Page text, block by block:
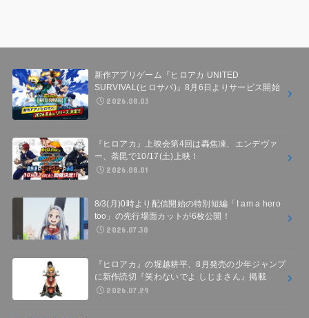
新作アプリゲーム『ヒロアカ UNITED
SURVIVAL(ヒロサバ)』8月6日よりサービス開始
2026.08.03
『ヒロアカ』上映会第4回は轟焦凍、エンデヴァ
ー、荼毘で10/17(土)上映！
2026.08.01
8/3(月)0時より配信開始の特別短編「I am a hero
too」の先行場面カットが6枚公開！
2026.07.30
『ヒロアカ』の堀越耕平、8月発売の少年ジャンプ
に新作読切『笑わないでよ しじまさん』掲載
2026.07.29